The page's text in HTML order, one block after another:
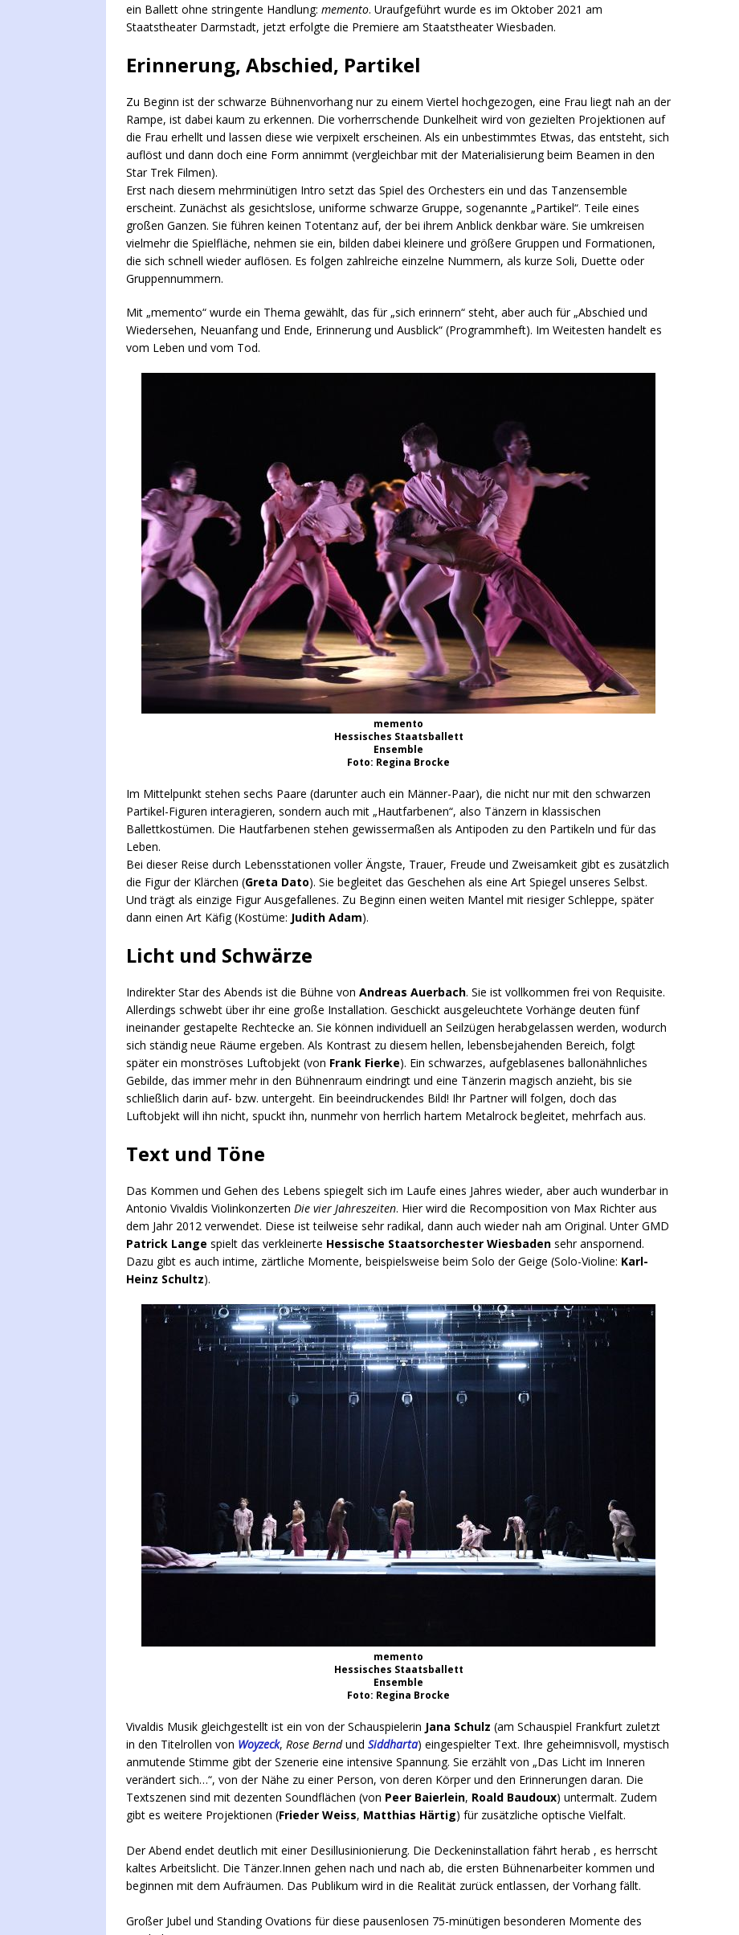
ein Ballett ohne stringente Handlung: memento. Uraufgeführt wurde es im Oktober 2021 am
Staatstheater Darmstadt, jetzt erfolgte die Premiere am Staatstheater Wiesbaden.
Erinnerung, Abschied, Partikel
Zu Beginn ist der schwarze Bühnenvorhang nur zu einem Viertel hochgezogen, eine Frau liegt nah an der
Rampe, ist dabei kaum zu erkennen. Die vorherrschende Dunkelheit wird von gezielten Projektionen auf
die Frau erhellt und lassen diese wie verpixelt erscheinen. Als ein unbestimmtes Etwas, das entsteht, sich
auflöst und dann doch eine Form annimmt (vergleichbar mit der Materialisierung beim Beamen in den
Star Trek Filmen).
Erst nach diesem mehrminütigen Intro setzt das Spiel des Orchesters ein und das Tanzensemble
erscheint. Zunächst als gesichtslose, uniforme schwarze Gruppe, sogenannte „Partikel“. Teile eines
großen Ganzen. Sie führen keinen Totentanz auf, der bei ihrem Anblick denkbar wäre. Sie umkreisen
vielmehr die Spielfläche, nehmen sie ein, bilden dabei kleinere und größere Gruppen und Formationen,
die sich schnell wieder auflösen. Es folgen zahlreiche einzelne Nummern, als kurze Soli, Duette oder
Gruppennummern.
Mit „memento“ wurde ein Thema gewählt, das für „sich erinnern“ steht, aber auch für „Abschied und
Wiedersehen, Neuanfang und Ende, Erinnerung und Ausblick“ (Programmheft). Im Weitesten handelt es
vom Leben und vom Tod.
memento
Hessisches Staatsballett
Ensemble
Foto: Regina Brocke
Im Mittelpunkt stehen sechs Paare (darunter auch ein Männer-Paar), die nicht nur mit den schwarzen
Partikel-Figuren interagieren, sondern auch mit „Hautfarbenen“, also Tänzern in klassischen
Ballettkostümen. Die Hautfarbenen stehen gewissermaßen als Antipoden zu den Partikeln und für das
Leben.
Bei dieser Reise durch Lebensstationen voller Ängste, Trauer, Freude und Zweisamkeit gibt es zusätzlich
die Figur der Klärchen (Greta Dato). Sie begleitet das Geschehen als eine Art Spiegel unseres Selbst.
Und trägt als einzige Figur Ausgefallenes. Zu Beginn einen weiten Mantel mit riesiger Schleppe, später
dann einen Art Käfig (Kostüme: Judith Adam).
Licht und Schwärze
Indirekter Star des Abends ist die Bühne von Andreas Auerbach. Sie ist vollkommen frei von Requisite.
Allerdings schwebt über ihr eine große Installation. Geschickt ausgeleuchtete Vorhänge deuten fünf
ineinander gestapelte Rechtecke an. Sie können individuell an Seilzügen herabgelassen werden, wodurch
sich ständig neue Räume ergeben. Als Kontrast zu diesem hellen, lebensbejahenden Bereich, folgt
später ein monströses Luftobjekt (von Frank Fierke). Ein schwarzes, aufgeblasenes ballonähnliches
Gebilde, das immer mehr in den Bühnenraum eindringt und eine Tänzerin magisch anzieht, bis sie
schließlich darin auf- bzw. untergeht. Ein beeindruckendes Bild! Ihr Partner will folgen, doch das
Luftobjekt will ihn nicht, spuckt ihn, nunmehr von herrlich hartem Metalrock begleitet, mehrfach aus.
Text und Töne
Das Kommen und Gehen des Lebens spiegelt sich im Laufe eines Jahres wieder, aber auch wunderbar in
Antonio Vivaldis Violinkonzerten Die vier Jahreszeiten. Hier wird die Recomposition von Max Richter aus
dem Jahr 2012 verwendet. Diese ist teilweise sehr radikal, dann auch wieder nah am Original. Unter GMD
Patrick Lange spielt das verkleinerte Hessische Staatsorchester Wiesbaden sehr anspornend.
Dazu gibt es auch intime, zärtliche Momente, beispielsweise beim Solo der Geige (Solo-Violine: Karl-
Heinz Schultz).
memento
Hessisches Staatsballett
Ensemble
Foto: Regina Brocke
Vivaldis Musik gleichgestellt ist ein von der Schauspielerin Jana Schulz (am Schauspiel Frankfurt zuletzt
in den Titelrollen von Woyzeck, Rose Berndund Siddharta) eingespielter Text. Ihre geheimnisvoll, mystisch
anmutende Stimme gibt der Szenerie eine intensive Spannung. Sie erzählt von „Das Licht im Inneren
verändert sich…“, von der Nähe zu einer Person, von deren Körper und den Erinnerungen daran. Die
Textszenen sind mit dezenten Soundflächen (von Peer Baierlein, Roald Baudoux) untermalt. Zudem
gibt es weitere Projektionen (Frieder Weiss, Matthias Härtig) für zusätzliche optische Vielfalt.
Der Abend endet deutlich mit einer Desillusinionierung. Die Deckeninstallation fährt herab , es herrscht
kaltes Arbeitslicht. Die Tänzer.Innen gehen nach und nach ab, die ersten Bühnenarbeiter kommen und
beginnen mit dem Aufräumen. Das Publikum wird in die Realität zurück entlassen, der Vorhang fällt.
Großer Jubel und Standing Ovations für diese pausenlosen 75-minütigen besonderen Momente des